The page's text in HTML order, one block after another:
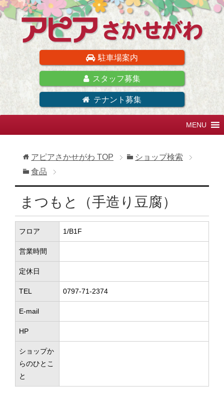
駐車場案内
スタッフ募集
テナント募集
アピアさかせがわ TOP
ショップ検索
食品
まつもと（手造り豆腐）
フロア 1/B1F
営業時間
定休日
TEL 0797-71-2374
E-mail
HP
ショップか
らのひとこ
と